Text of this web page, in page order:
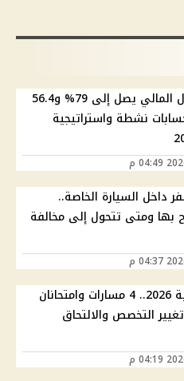
المركزي: الشمول المالي يصل إلى 79% و56.4
نشطة واستراتيجية
داخل السيارة الخاصة..
بها ومتى تتحول إلى مخالفة
البكالوريا المصرية 2026.. 4 مسارات وامتحانان
التخصص والالتحاق